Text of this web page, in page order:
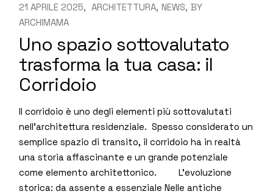
21 APRILE 2025 ARCHITETTURA NEWS BY
ARCHIMAMA
Uno spazio sottovalutato
trasforma la tua casa: il
Corridoio
Il corridoio è uno degli elementi più sottovalutati
nell’architettura residenziale. Spesso considerato un
semplice spazio di transito, il corridoio ha in realtà
una storia affascinante e un grande potenziale
come elemento architettonico. L’evoluzione
storica: da assente a essenziale Nelle antiche